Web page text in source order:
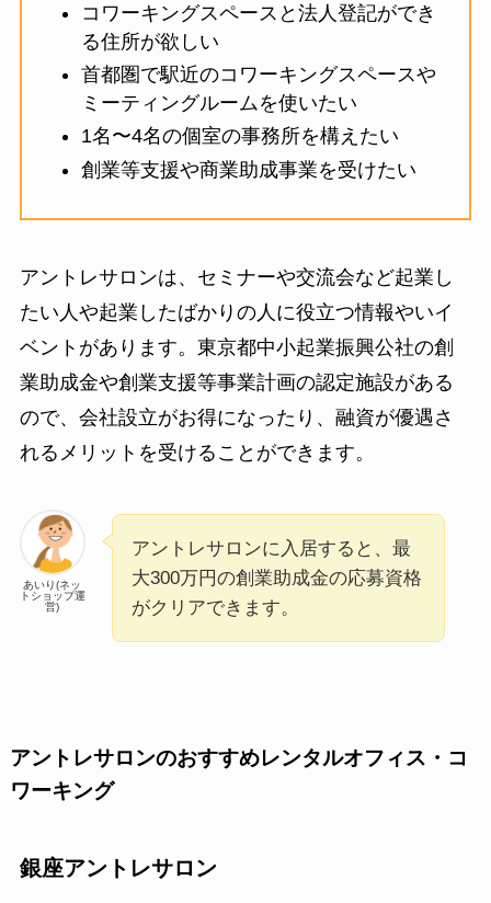
コワーキングスペースと法人登記ができ
る住所が欲しい
首都圏で駅近のコワーキングスペースや
ミーティングルームを使いたい
1名〜4名の個室の事務所を構えたい
創業等支援や商業助成事業を受けたい
アントレサロンは、セミナーや交流会など起業し
たい人や起業したばかりの人に役立つ情報やいイ
ベントがあります。東京都中小起業振興公社の創
業助成金や創業支援等事業計画の認定施設がある
ので、会社設立がお得になったり、融資が優遇さ
れるメリットを受けることができます。
あいり(ネッ
トショップ運
営)
アントレサロンに入居すると、最
大300万円の創業助成金の応募資格
がクリアできます。
アントレサロンのおすすめレンタルオフィス・コ
ワーキング
銀座アントレサロン